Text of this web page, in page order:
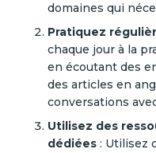
domaines qui
Pratiquez
chaque jour à la
en écoutant des
des articles en
conversations
Utilisez des
dédiées : Utilisez